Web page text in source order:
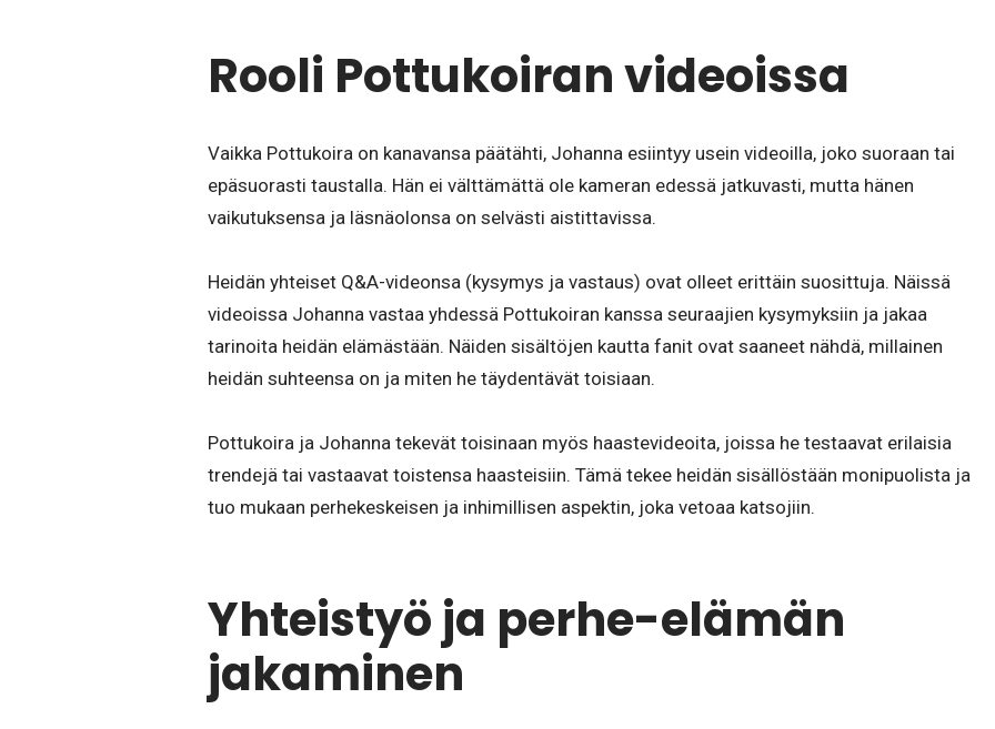
Rooli Pottukoiran videoissa
Vaikka Pottukoira on kanavansa päätähti, Johanna esiintyy usein videoilla, joko suoraan tai
epäsuorasti taustalla. Hän ei välttämättä ole kameran edessä jatkuvasti, mutta hänen
vaikutuksensa ja läsnäolonsa on selvästi aistittavissa.
Heidän yhteiset Q&A-videonsa (kysymys ja vastaus) ovat olleet erittäin suosittuja. Näissä
videoissa Johanna vastaa yhdessä Pottukoiran kanssa seuraajien kysymyksiin ja jakaa
tarinoita heidän elämästään. Näiden sisältöjen kautta fanit ovat saaneet nähdä, millainen
heidän suhteensa on ja miten he täydentävät toisiaan.
Pottukoira ja Johanna tekevät toisinaan myös haastevideoita, joissa he testaavat erilaisia
trendejä tai vastaavat toistensa haasteisiin. Tämä tekee heidän sisällöstään monipuolista ja
tuo mukaan perhekeskeisen ja inhimillisen aspektin, joka vetoaa katsojiin.
Yhteistyö ja perhe-elämän
jakaminen